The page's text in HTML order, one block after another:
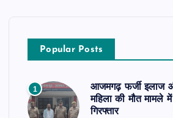
Popular Posts
1
आजमगढ़ फर्जी इलाज
महिला की मौत मामले
गिरफ्तार